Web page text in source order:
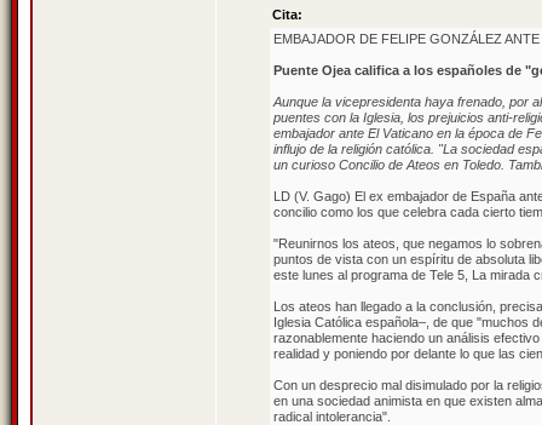
Cita:
EMBAJADOR DE FELIPE GONZÁLEZ ANTE
Puente Ojea califica a los españoles de
Aunque la vicepresidenta haya frenado, por
puentes con la Iglesia, los prejuicios anti-
embajador ante El Vaticano en la época de
influjo de la religión católica. "La sociedad
un curioso Concilio de Ateos en Toledo.
LD (V. Gago) El ex embajador de España
concilio como los que celebra cada cierto
"Reunirnos los ateos, que negamos lo
puntos de vista con un espíritu de absoluta
este lunes al programa de Tele 5, La mirada
Los ateos han llegado a la conclusión,
Iglesia Católica española–, de que "muchos
razonablemente haciendo un análisis
realidad y poniendo por delante lo que las
Con un desprecio mal disimulado por la
en una sociedad animista en que existen
radical intolerancia".